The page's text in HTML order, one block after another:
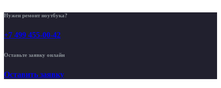
Нужен ремонт ноутбука?
+7 499 455-00-42
Оставьте заявку онлайн
Оставить заявку